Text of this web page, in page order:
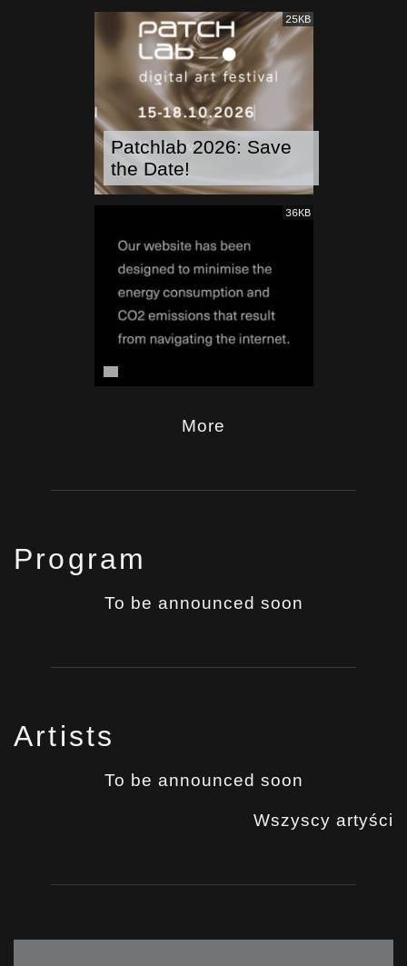
25KB
Patchlab 2026: Save
the Date!
36KB
More
Program
To be announced soon
Artists
To be announced soon
Wszyscy artyści